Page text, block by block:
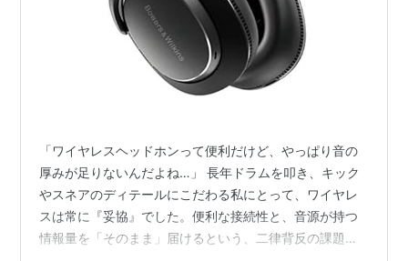
「ワイヤレスヘッドホンって便利だけど、やっぱり音の
厚みが足りないんだよね…」 長年ドラムを叩き、キック
やスネアのディテールにこだわる私にとって、ワイヤレ
スは常に『妥協』でした。便利な接続性と、音源が持つ
情報量を「そのまま」届けるという、二律背反の課題で